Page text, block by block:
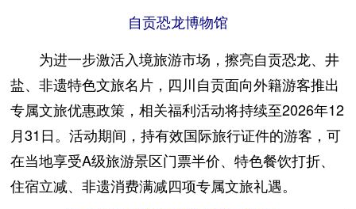
自贡恐龙博物馆
为进一步激活入境旅游市场，擦亮自贡恐龙、井
盐、非遗特色文旅名片，四川自贡面向外籍游客推出
专属文旅优惠政策，相关福利活动将持续至2026年12
月31日。活动期间，持有效国际旅行证件的游客，可
在当地享受A级旅游景区门票半价、特色餐饮打折、
住宿立减、非遗消费满减四项专属文旅礼遇。